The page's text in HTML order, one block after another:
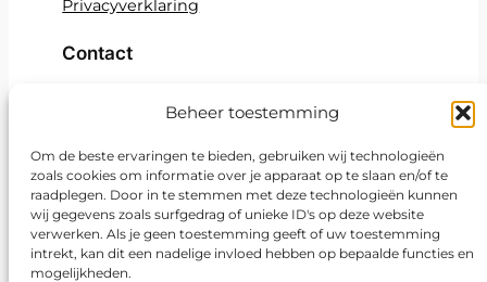
Beheer toestemming
Om de beste ervaringen te bieden, gebruiken wij technologieën
zoals cookies om informatie over je apparaat op te slaan en/of te
raadplegen. Door in te stemmen met deze technologieën kunnen
wij gegevens zoals surfgedrag of unieke ID's op deze website
verwerken. Als je geen toestemming geeft of uw toestemming
intrekt, kan dit een nadelige invloed hebben op bepaalde functies en
mogelijkheden.
Privacyverklaring
Contact
Praktijk ANNders
Ann Driesen
Neerhofstraat 38
2300 Turnhout​